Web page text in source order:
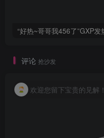
评论 抢沙发
欢迎您留下宝贵的见解！